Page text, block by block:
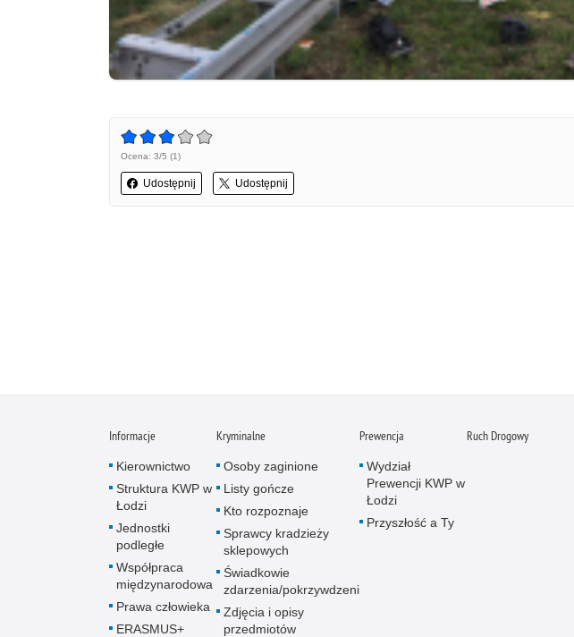
Ocena: 3/5 (1)
Udostępnij Udostępnij
Informacje
Kierownictwo
Struktura KWP w
Łodzi
Jednostki
podległe
Współpraca
międzynarodowa
Prawa człowieka
ERASMUS+
Kryminalne
Osoby zaginione
Listy gończe
Kto rozpoznaje
Sprawcy kradzieży
sklepowych
Świadkowie
zdarzenia/pokrzywdzeni
Zdjęcia i opisy
przedmiotów
Prewencja
Wydział
Prewencji KWP w
Łodzi
Przyszłość a Ty
Ruch Drogowy